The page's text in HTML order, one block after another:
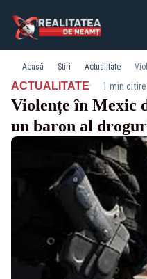
Acasă Știri Actualitate
ACTUALITATE· 1 min citire
Violențe în Mexic
un baron al